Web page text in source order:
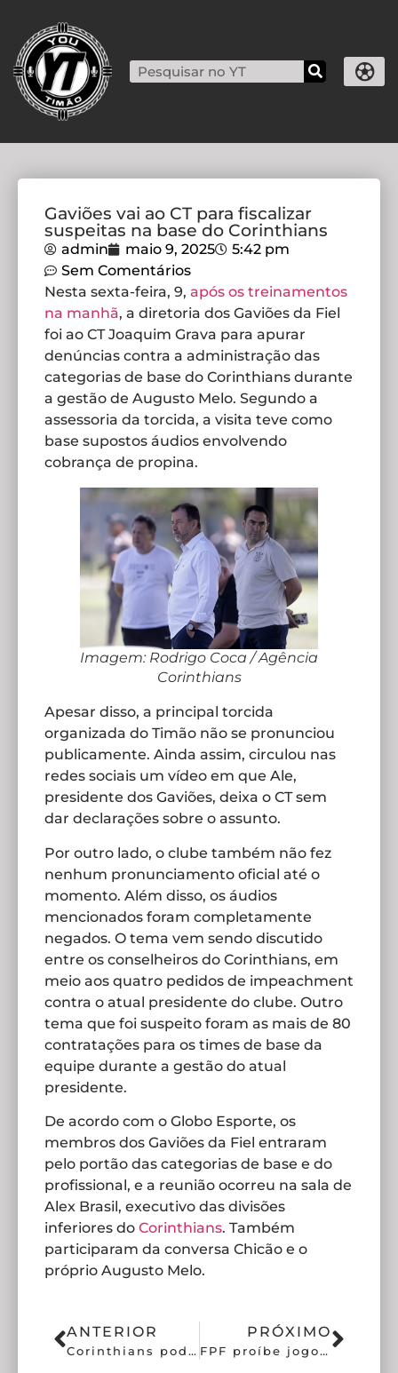
Gaviões vai ao CT para fiscalizar
suspeitas na base do Corinthians
admin maio 9, 2025
5:42 pm
Sem Comentários
Nesta sexta-feira, 9, após os treinamentos
na manhã, a diretoria dos Gaviões da Fiel
foi ao CT Joaquim Grava para apurar
denúncias contra a administração das
categorias de base do Corinthians durante
a gestão de Augusto Melo. Segundo a
assessoria da torcida, a visita teve como
base supostos áudios envolvendo
cobrança de propina.
Imagem: Rodrigo Coca / Agência
Corinthians
Apesar disso, a principal torcida
organizada do Timão não se pronunciou
publicamente. Ainda assim, circulou nas
redes sociais um vídeo em que Ale,
presidente dos Gaviões, deixa o CT sem
dar declarações sobre o assunto.
Por outro lado, o clube também não fez
nenhum pronunciamento oficial até o
momento. Além disso, os áudios
mencionados foram completamente
negados. O tema vem sendo discutido
entre os conselheiros do Corinthians, em
meio aos quatro pedidos de impeachment
contra o atual presidente do clube. Outro
tema que foi suspeito foram as mais de 80
contratações para os times de base da
equipe durante a gestão do atual
presidente.
De acordo com o Globo Esporte, os
membros dos Gaviões da Fiel entraram
pelo portão das categorias de base e do
profissional, e a reunião ocorreu na sala de
Alex Brasil, executivo das divisões
inferiores do Corinthians. Também
participaram da conversa Chicão e o
próprio Augusto Melo.
ANTERIOR
Corinthians pode encerrar parceria com a Nike após 22 anos
PRÓXIMO
FPF proíbe jogos noturnos na Fazendinha por falhas na iluminação